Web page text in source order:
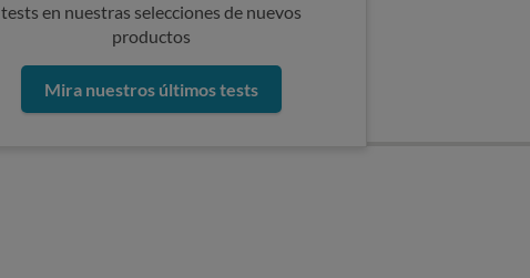
tests en nuestras selecciones de nuevos
productos
Mira nuestros últimos tests